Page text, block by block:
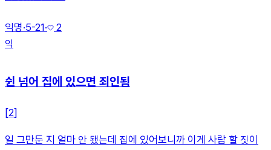
익명·5-21· 2
익
쉰 넘어 집에 있으면 죄인됨
[2]
일 그만둔 지 얼마 안 됐는데 집에 있어보니까 이게 사람 할 짓이